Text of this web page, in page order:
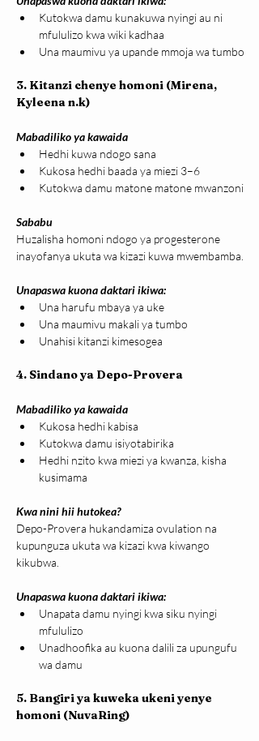
Kutokwa damu kunakuwa nyingi au ni
mfululizo kwa wiki kadhaa
Una maumivu ya upande mmoja wa tumbo
3. Kitanzi chenye homoni (Mirena,
Kyleena n.k)
Mabadiliko ya kawaida
Hedhi kuwa ndogo sana
Kukosa hedhi baada ya miezi 3–6
Kutokwa damu matone matone mwanzoni
Sababu
Huzalisha homoni ndogo ya progesterone
inayofanya ukuta wa kizazi kuwa mwembamba.
Unapaswa kuona daktari ikiwa:
Una harufu mbaya ya uke
Una maumivu makali ya tumbo
Unahisi kitanzi kimesogea
4. Sindano ya Depo-Provera
Mabadiliko ya kawaida
Kukosa hedhi kabisa
Kutokwa damu isiyotabirika
Hedhi nzito kwa miezi ya kwanza, kisha
kusimama
Kwa nini hii hutokea?
Depo-Provera hukandamiza ovulation na
kupunguza ukuta wa kizazi kwa kiwango
kikubwa.
Unapaswa kuona daktari ikiwa:
Unapata damu nyingi kwa siku nyingi
mfululizo
Unadhoofika au kuona dalili za upungufu
wa damu
5. Bangiri ya kuweka ukeni yenye
homoni (NuvaRing)